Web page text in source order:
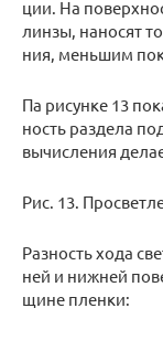
ции. На
линзы, на­но­сят
ния, мень­шим
Па ри­сун­ке 13
ность раз­де­ла
вы­чис­ле­ния
Рис. 13.
Раз­ность хода
ней и ниж­ней
щине плен­ки: